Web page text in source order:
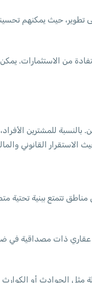
حيث يمكنهم
من الاستثمارات.
والاستقرار في السكن.
الاستقرار القانوني
مناطق تتمتع ببنية
عقاري ذات مصداقية في
الحوادث أو الكوارث